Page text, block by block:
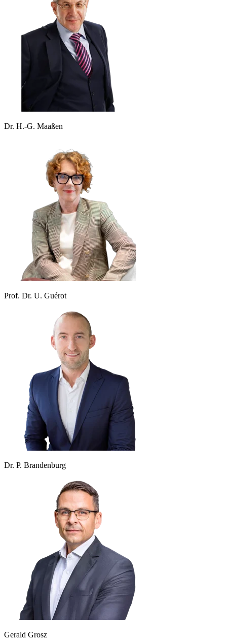
Dr. H.-G. Maaßen
Prof. Dr. U. Guérot
Dr. P. Brandenburg
Gerald Grosz